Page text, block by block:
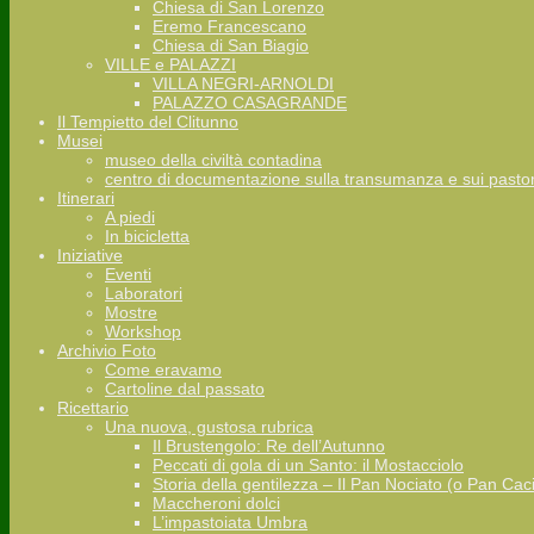
Chiesa di San Lorenzo
Eremo Francescano
Chiesa di San Biagio
VILLE e PALAZZI
VILLA NEGRI-ARNOLDI
PALAZZO CASAGRANDE
Il Tempietto del Clitunno
Musei
museo della civiltà contadina
centro di documentazione sulla transumanza e sui
Itinerari
A piedi
In bicicletta
Iniziative
Eventi
Laboratori
Mostre
Workshop
Archivio Foto
Come eravamo
Cartoline dal passato
Ricettario
Una nuova, gustosa rubrica
Il Brustengolo: Re dell’Autunno
Peccati di gola di un Santo: il Mostacciolo
Storia della gentilezza – Il Pan Nociato (o Pan
Maccheroni dolci
L’impastoiata Umbra